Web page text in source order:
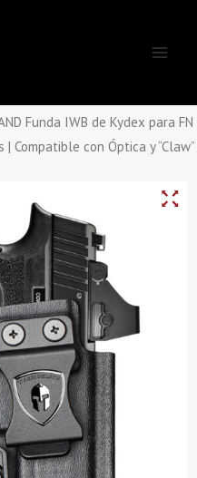
Funda IWB de Kydex para FN
Compatible con Óptica y “Claw”